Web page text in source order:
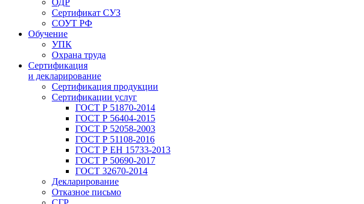
ОДР
Сертификат СУЗ
СОУТ РФ
Обучение
УПК
Охрана труда
Сертификация
и декларирование
Сертификация продукции
Сертификации услуг
ГОСТ Р 51870-2014
ГОСТ Р 56404-2015
ГОСТ Р 52058-2003
ГОСТ Р 51108-2016
ГОСТ Р ЕН 15733-2013
ГОСТ Р 50690-2017
ГОСТ 32670-2014
Декларирование
Отказное письмо